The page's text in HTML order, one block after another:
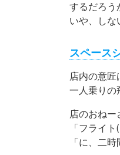
するだろう
いや、しな
スペース
店内の意匠
一人乗りの
店のおね
「フライ
「に、二